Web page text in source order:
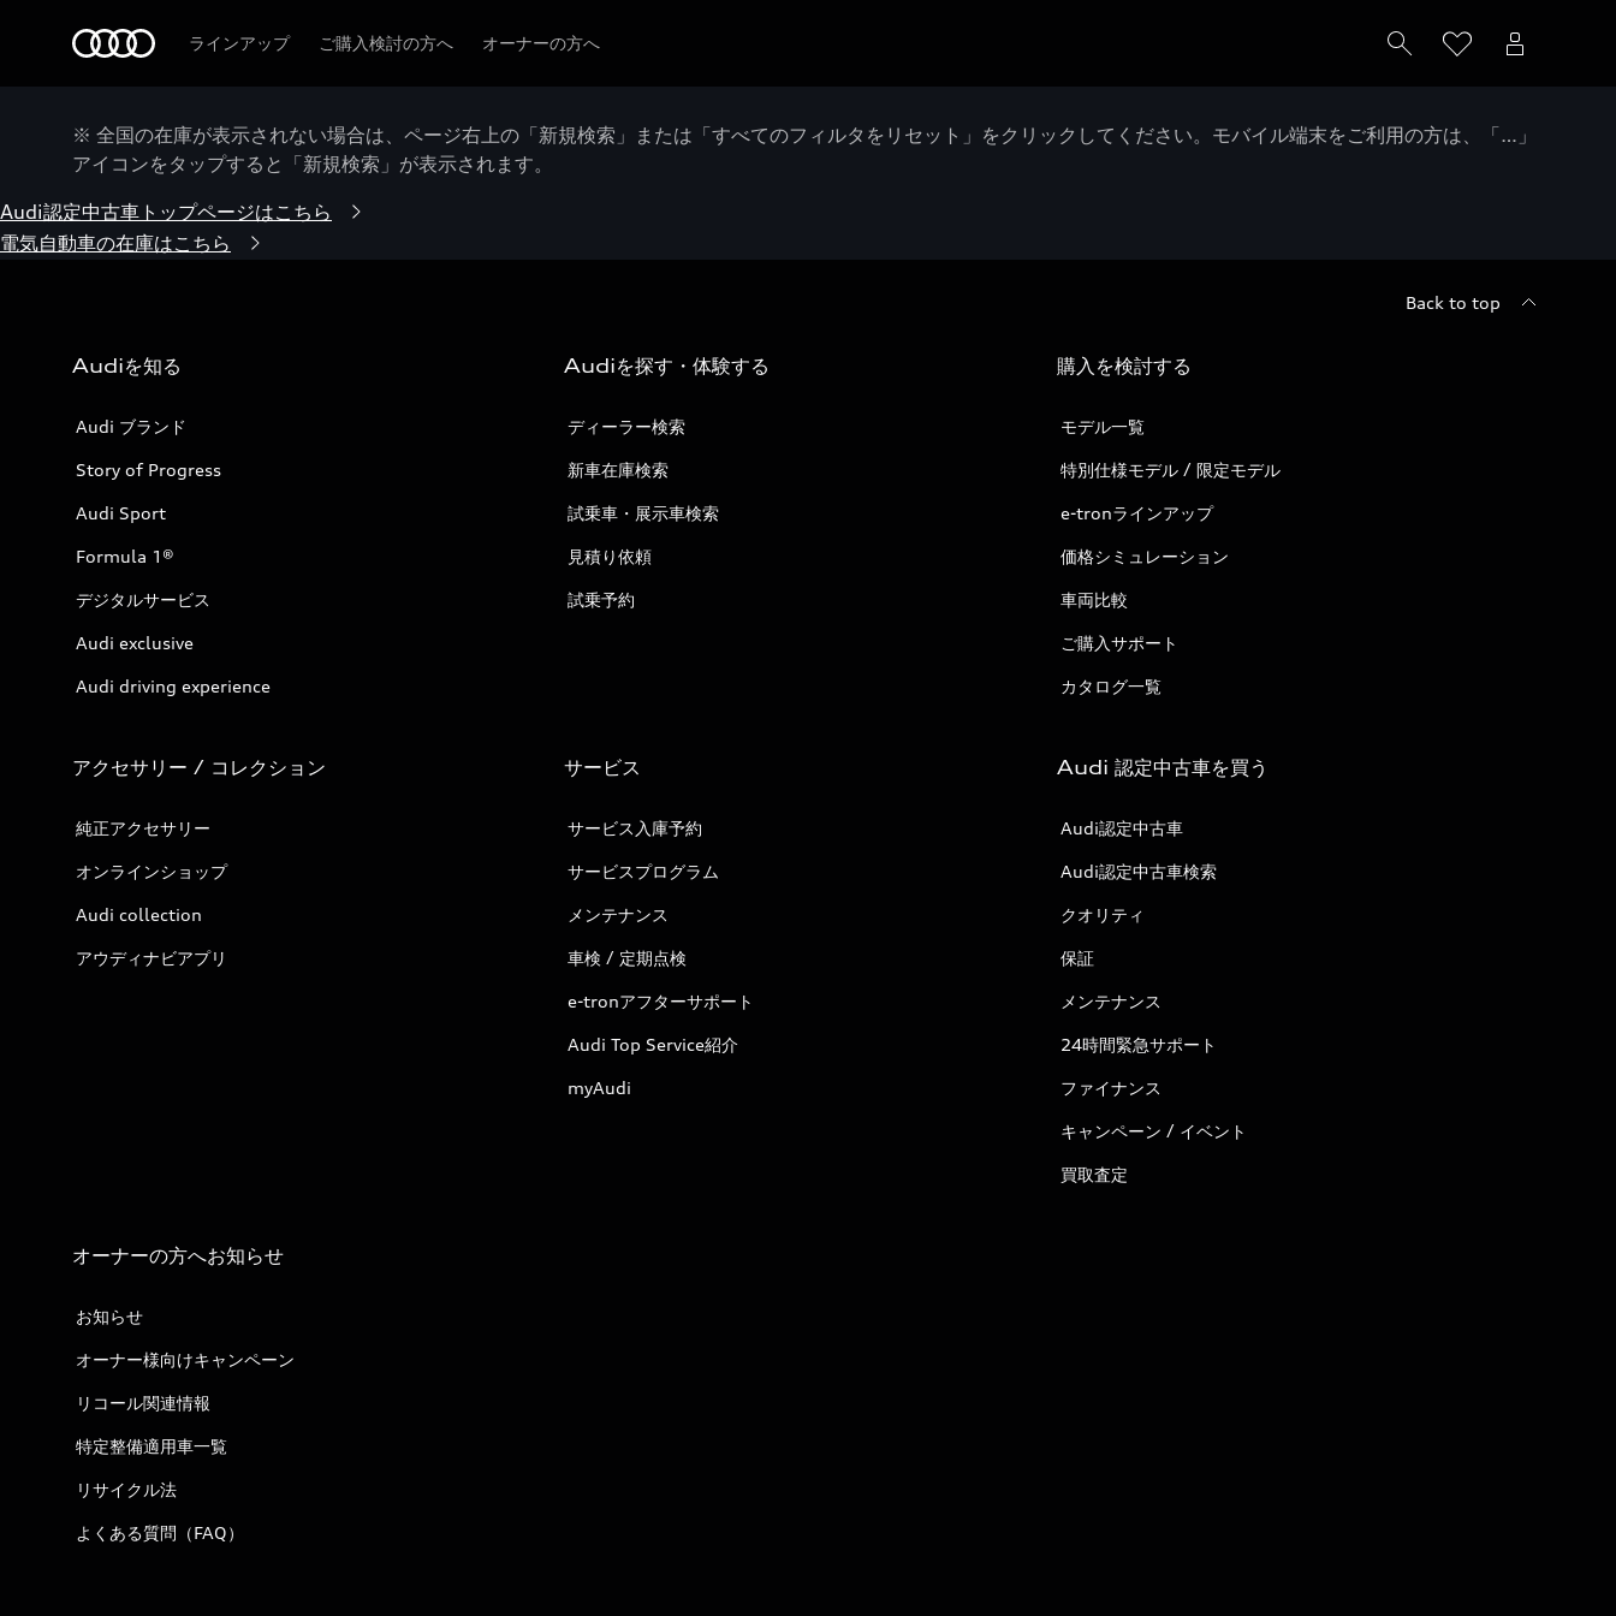
ラインアップ ご購入検討の方へ オーナーの方へ
※ 全国の在庫が表示されない場合は、ページ右上の「新規検索」または「すべてのフィルタをリセット」をクリックしてください。モバイル端末をご利用の方は、「…」
アイコンをタップすると「新規検索」が表示されます。
Audi認定中古車トップページはこちら
電気自動車の在庫はこちら
Back to top
Audiを知る
Audi ブランド
Story of Progress
Audi Sport
Formula 1®
デジタルサービス
Audi exclusive
Audi driving experience
Audiを探す・体験する
ディーラー検索
新車在庫検索
試乗車・展示車検索
見積り依頼
試乗予約
購入を検討する
モデル一覧
特別仕様モデル / 限定モデル
e-tronラインアップ
価格シミュレーション
車両比較
ご購入サポート
カタログ一覧
アクセサリー / コレクション
純正アクセサリー
オンラインショップ
Audi collection
アウディナビアプリ
サービス
サービス入庫予約
サービスプログラム
メンテナンス
車検 / 定期点検
e-tronアフターサポート
Audi Top Service紹介
myAudi
Audi 認定中古車を買う
Audi認定中古車
Audi認定中古車検索
クオリティ
保証
メンテナンス
24時間緊急サポート
ファイナンス
キャンペーン / イベント
買取査定
オーナーの方へお知らせ
お知らせ
オーナー様向けキャンペーン
リコール関連情報
特定整備適用車一覧
リサイクル法
よくある質問（FAQ）